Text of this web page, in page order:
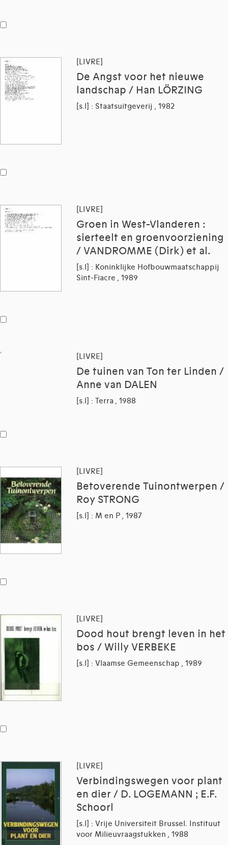
[LIVRE]
De Angst voor het nieuwe
landschap / Han LÖRZING
[s.l] : Staatsuitgeverij , 1982
[LIVRE]
Groen in West-Vlanderen :
sierteelt en groenvoorziening
/ VANDROMME (Dirk) et al.
[s.l] : Koninklijke Hofbouwmaatschappij
Sint-Fiacre , 1989
[LIVRE]
De tuinen van Ton ter Linden /
Anne van DALEN
[s.l] : Terra , 1988
[LIVRE]
Betoverende Tuinontwerpen /
Roy STRONG
[s.l] : M en P , 1987
[LIVRE]
Dood hout brengt leven in het
bos / Willy VERBEKE
[s.l] : Vlaamse Gemeenschap , 1989
[LIVRE]
Verbindingswegen voor plant
en dier / D. LOGEMANN ; E.F.
Schoorl
[s.l] : Vrije Universiteit Brussel. Instituut
voor Milieuvraagstukken , 1988